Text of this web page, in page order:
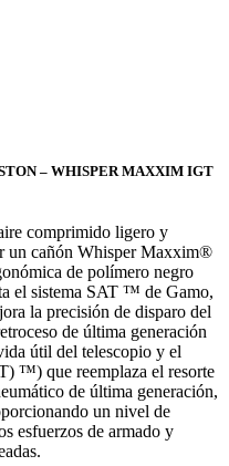
– WHISPER MAXXIM IGT
comprimido ligero y
un cañón Whisper Maxxim®
de polímero negro
el sistema SAT ™ de Gamo,
la precisión de disparo del
de última generación
útil del telescopio y el
™) que reemplaza el resorte
de última generación,
un nivel de
esfuerzos de armado y